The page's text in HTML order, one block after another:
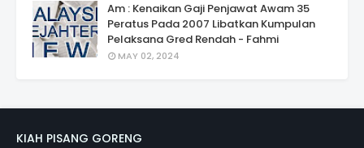
Am : Kenaikan Gaji Penjawat Awam 35
Peratus Pada 2007 Libatkan Kumpulan
Pelaksana Gred Rendah - Fahmi
MAY 02, 2024
KIAH PISANG GORENG